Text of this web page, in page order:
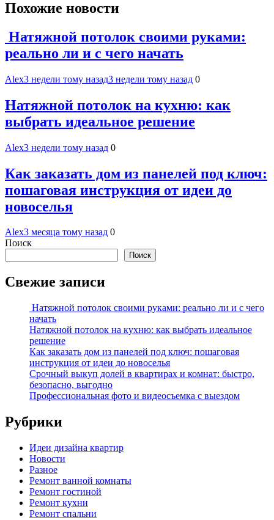
Похожие новости
Натяжной потолок своими руками:
реально ли и с чего начать
Alex3 недели тому назад3 недели тому назад 0
Натяжной потолок на кухню: как
выбрать идеальное решение
Alex3 недели тому назад 0
Как заказать дом из панелей под ключ:
пошаговая инструкция от идеи до
новоселья
Alex3 месяца тому назад 0
Поиск
Поиск
Свежие записи
Натяжной потолок своими руками: реально ли и с чего
начать
Натяжной потолок на кухню: как выбрать идеальное
решение
Как заказать дом из панелей под ключ: пошаговая
инструкция от идеи до новоселья
Срочный выкуп долей в квартирах и комнат: быстро,
безопасно, выгодно
Профессиональная фото и видеосъемка с выездом
Рубрики
Идеи дизайна квартир
Новости
Разное
Ремонт ванной комнаты
Ремонт гостиной
Ремонт кухни
Ремонт спальни